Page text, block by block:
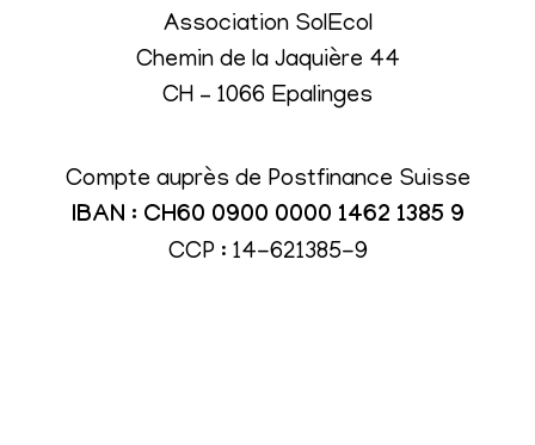
Association SolEcol
Chemin de la Jaquière 44
CH – 1066 Epalinges
Compte auprès de Postfinance Suisse
IBAN : CH60 0900 0000 1462 1385 9
CCP : 14-621385-9